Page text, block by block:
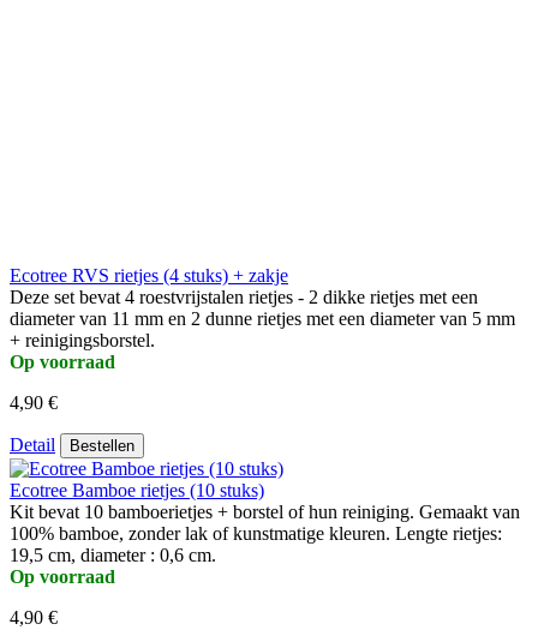
Ecotree RVS rietjes (4 stuks) + zakje
Deze set bevat 4 roestvrijstalen rietjes - 2 dikke rietjes met een
diameter van 11 mm en 2 dunne rietjes met een diameter van 5 mm
+ reinigingsborstel.
Op voorraad
4,90 €
Detail Bestellen
Ecotree Bamboe rietjes (10 stuks)
Kit bevat 10 bamboerietjes + borstel of hun reiniging. Gemaakt van
100% bamboe, zonder lak of kunstmatige kleuren. Lengte rietjes:
19,5 cm, diameter : 0,6 cm.
Op voorraad
4,90 €